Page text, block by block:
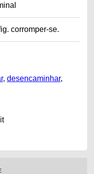
corromper-se.
, desencaminhar,